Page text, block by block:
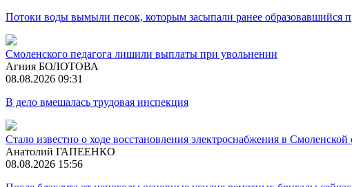
Потоки воды вымыли песок, которым засыпали ранее образовавшийся
Смоленского педагога лишили выплаты при увольнении
Агния БОЛОТОВА
08.08.2026 09:31
В дело вмешалась трудовая инспекция
Стало известно о ходе восстановления электроснабжения в Смоленской
Анатолий ГАПЕЕНКО
08.08.2026 15:56